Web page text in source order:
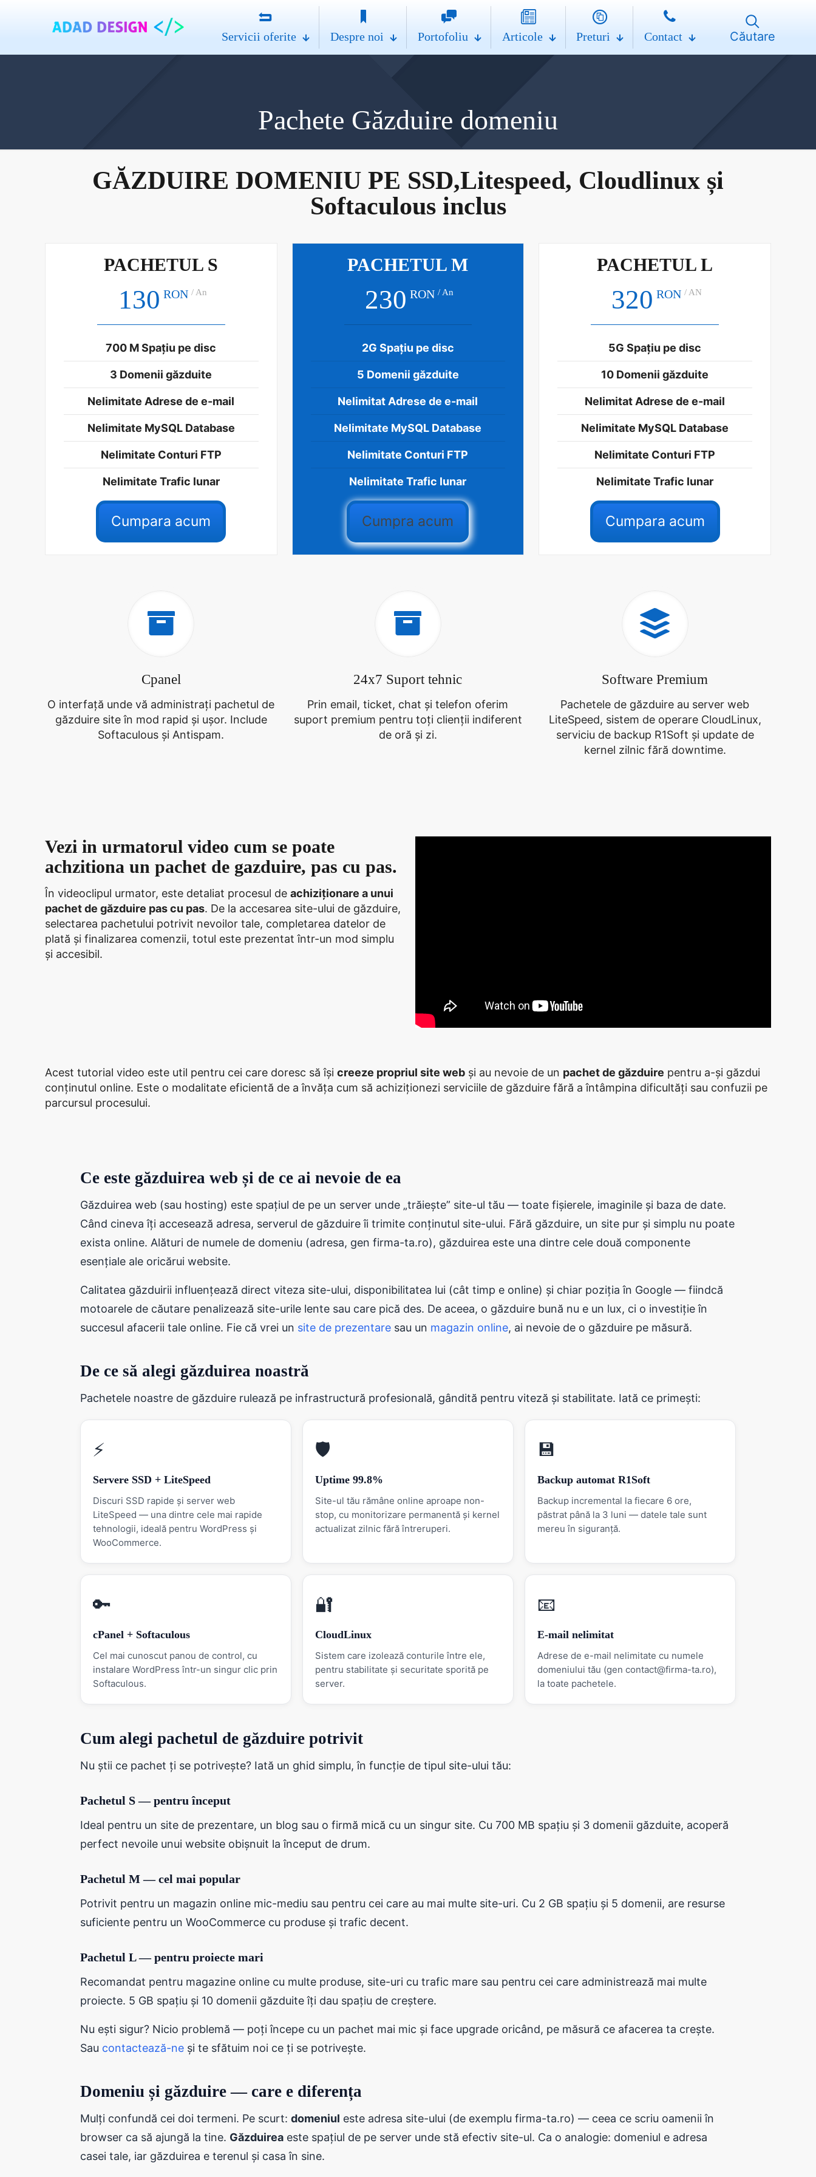
Servicii oferite Despre noi Portofoliu Articole Preturi Contact Căutare
Pachete Găzduire domeniu
GĂZDUIRE DOMENIU PE SSD,Litespeed, Cloudlinux și
Softaculous inclus
PACHETUL S
130 RON / An
700 M Spațiu pe disc
3 Domenii găzduite
Nelimitate Adrese de e-mail
Nelimitate MySQL Database
Nelimitate Conturi FTP
Nelimitate Trafic lunar
Cumpara acum
PACHETUL M
230 RON / An
2G Spațiu pe disc
5 Domenii găzduite
Nelimitat Adrese de e-mail
Nelimitate MySQL Database
Nelimitate Conturi FTP
Nelimitate Trafic lunar
Cumpra acum
PACHETUL L
320 RON / AN
5G Spațiu pe disc
10 Domenii găzduite
Nelimitat Adrese de e-mail
Nelimitate MySQL Database
Nelimitate Conturi FTP
Nelimitate Trafic lunar
Cumpara acum
Cpanel
O interfață unde vă administrați pachetul de
găzduire site în mod rapid și ușor. Include
Softaculous și Antispam.
24x7 Suport tehnic
Prin email, ticket, chat și telefon oferim
suport premium pentru toți clienții indiferent
de oră și zi.
Software Premium
Pachetele de găzduire au server web
LiteSpeed, sistem de operare CloudLinux,
serviciu de backup R1Soft și update de
kernel zilnic fără downtime.
Vezi in urmatorul video cum se poate
achzitiona un pachet de gazduire, pas cu pas.
În videoclipul urmator, este detaliat procesul de achiziționare a unui
pachet de găzduire pas cu pas. De la accesarea site-ului de găzduire,
selectarea pachetului potrivit nevoilor tale, completarea datelor de
plată și finalizarea comenzii, totul este prezentat într-un mod simplu
și accesibil.
Acest tutorial video este util pentru cei care doresc să își creeze propriul site web și au nevoie de un pachet de găzduire pentru a-și găzdui
conținutul online. Este o modalitate eficientă de a învăța cum să achiziționezi serviciile de găzduire fără a întâmpina dificultăți sau confuzii pe
parcursul procesului.
Ce este găzduirea web și de ce ai nevoie de ea
Găzduirea web (sau hosting) este spațiul de pe un server unde „trăiește” site-ul tău — toate fișierele, imaginile și baza de date.
Când cineva îți accesează adresa, serverul de găzduire îi trimite conținutul site-ului. Fără găzduire, un site pur și simplu nu poate
exista online. Alături de numele de domeniu (adresa, gen firma-ta.ro), găzduirea este una dintre cele două componente
esențiale ale oricărui website.
Calitatea găzduirii influențează direct viteza site-ului, disponibilitatea lui (cât timp e online) și chiar poziția în Google — fiindcă
motoarele de căutare penalizează site-urile lente sau care pică des. De aceea, o găzduire bună nu e un lux, ci o investiție în
succesul afacerii tale online. Fie că vrei un site de prezentare sau un magazin online, ai nevoie de o găzduire pe măsură.
De ce să alegi găzduirea noastră
Pachetele noastre de găzduire rulează pe infrastructură profesională, gândită pentru viteză și stabilitate. Iată ce primești:
⚡
Servere SSD + LiteSpeed
Discuri SSD rapide și server web
LiteSpeed — una dintre cele mai rapide
tehnologii, ideală pentru WordPress și
WooCommerce.
🛡
Uptime 99.8%
Site-ul tău rămâne online aproape non-
stop, cu monitorizare permanentă și kernel
actualizat zilnic fără întreruperi.
💾
Backup automat R1Soft
Backup incremental la fiecare 6 ore,
păstrat până la 3 luni — datele tale sunt
mereu în siguranță.
🔑
cPanel + Softaculous
Cel mai cunoscut panou de control, cu
instalare WordPress într-un singur clic prin
Softaculous.
🔐
CloudLinux
Sistem care izolează conturile între ele,
pentru stabilitate și securitate sporită pe
server.
📧
E-mail nelimitat
Adrese de e-mail nelimitate cu numele
domeniului tău (gen contact@firma-ta.ro),
la toate pachetele.
Cum alegi pachetul de găzduire potrivit
Nu știi ce pachet ți se potrivește? Iată un ghid simplu, în funcție de tipul site-ului tău:
Pachetul S — pentru început
Ideal pentru un site de prezentare, un blog sau o firmă mică cu un singur site. Cu 700 MB spațiu și 3 domenii găzduite, acoperă
perfect nevoile unui website obișnuit la început de drum.
Pachetul M — cel mai popular
Potrivit pentru un magazin online mic-mediu sau pentru cei care au mai multe site-uri. Cu 2 GB spațiu și 5 domenii, are resurse
suficiente pentru un WooCommerce cu produse și trafic decent.
Pachetul L — pentru proiecte mari
Recomandat pentru magazine online cu multe produse, site-uri cu trafic mare sau pentru cei care administrează mai multe
proiecte. 5 GB spațiu și 10 domenii găzduite îți dau spațiu de creștere.
Nu ești sigur? Nicio problemă — poți începe cu un pachet mai mic și face upgrade oricând, pe măsură ce afacerea ta crește.
Sau contactează-ne și te sfătuim noi ce ți se potrivește.
Domeniu și găzduire — care e diferența
Mulți confundă cei doi termeni. Pe scurt: domeniul este adresa site-ului (de exemplu firma-ta.ro) — ceea ce scriu oamenii în
browser ca să ajungă la tine. Găzduirea este spațiul de pe server unde stă efectiv site-ul. Ca o analogie: domeniul e adresa
casei tale, iar găzduirea e terenul și casa în sine.